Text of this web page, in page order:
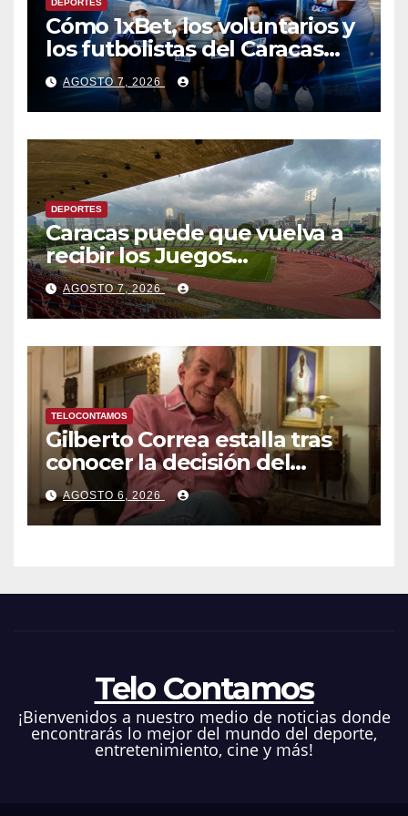
DEPORTES
Cómo 1xBet, los voluntarios y
los futbolistas del Caracas
Fútbol Club juntaron fuerzas
para ayudar a las familias de
Venezuela
AGOSTO 7, 2026
DEPORTES
Caracas puede que vuelva a
recibir los Juegos
Centroamericanos y del
Caribe tras mas de 70 años
AGOSTO 7, 2026
TELOCONTAMOS
Gilberto Correa estalla tras
conocer la decisión del
tribunal en su caso
AGOSTO 6, 2026
Telo Contamos
¡Bienvenidos a nuestro medio de noticias donde
encontrarás lo mejor del mundo del deporte,
entretenimiento, cine y más!